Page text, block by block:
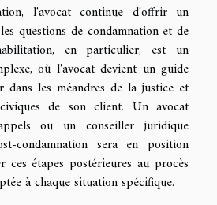
l'avocat continue d'offrir un
questions de condamnation et de
en particulier, est un
où l'avocat devient un guide
dans les méandres de la justice et
de son client. Un avocat
ou un conseiller juridique
condamnation sera en position
étapes postérieures au procès
à chaque situation spécifique.